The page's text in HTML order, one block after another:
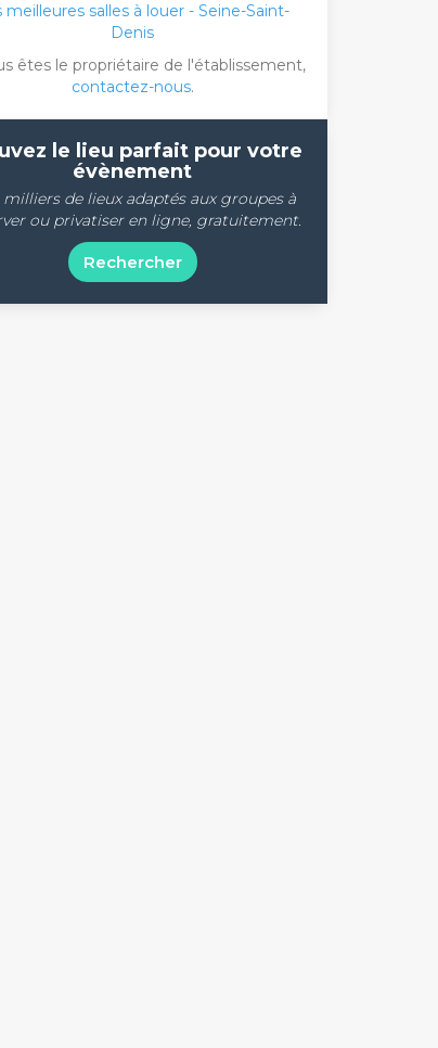
meilleures salles à louer - Seine-Saint-
Denis
êtes le propriétaire de l'établissement,
contactez-nous.
le lieu parfait pour votre
évènement
milliers de lieux adaptés aux groupes à
ou privatiser en ligne, gratuitement.
Rechercher